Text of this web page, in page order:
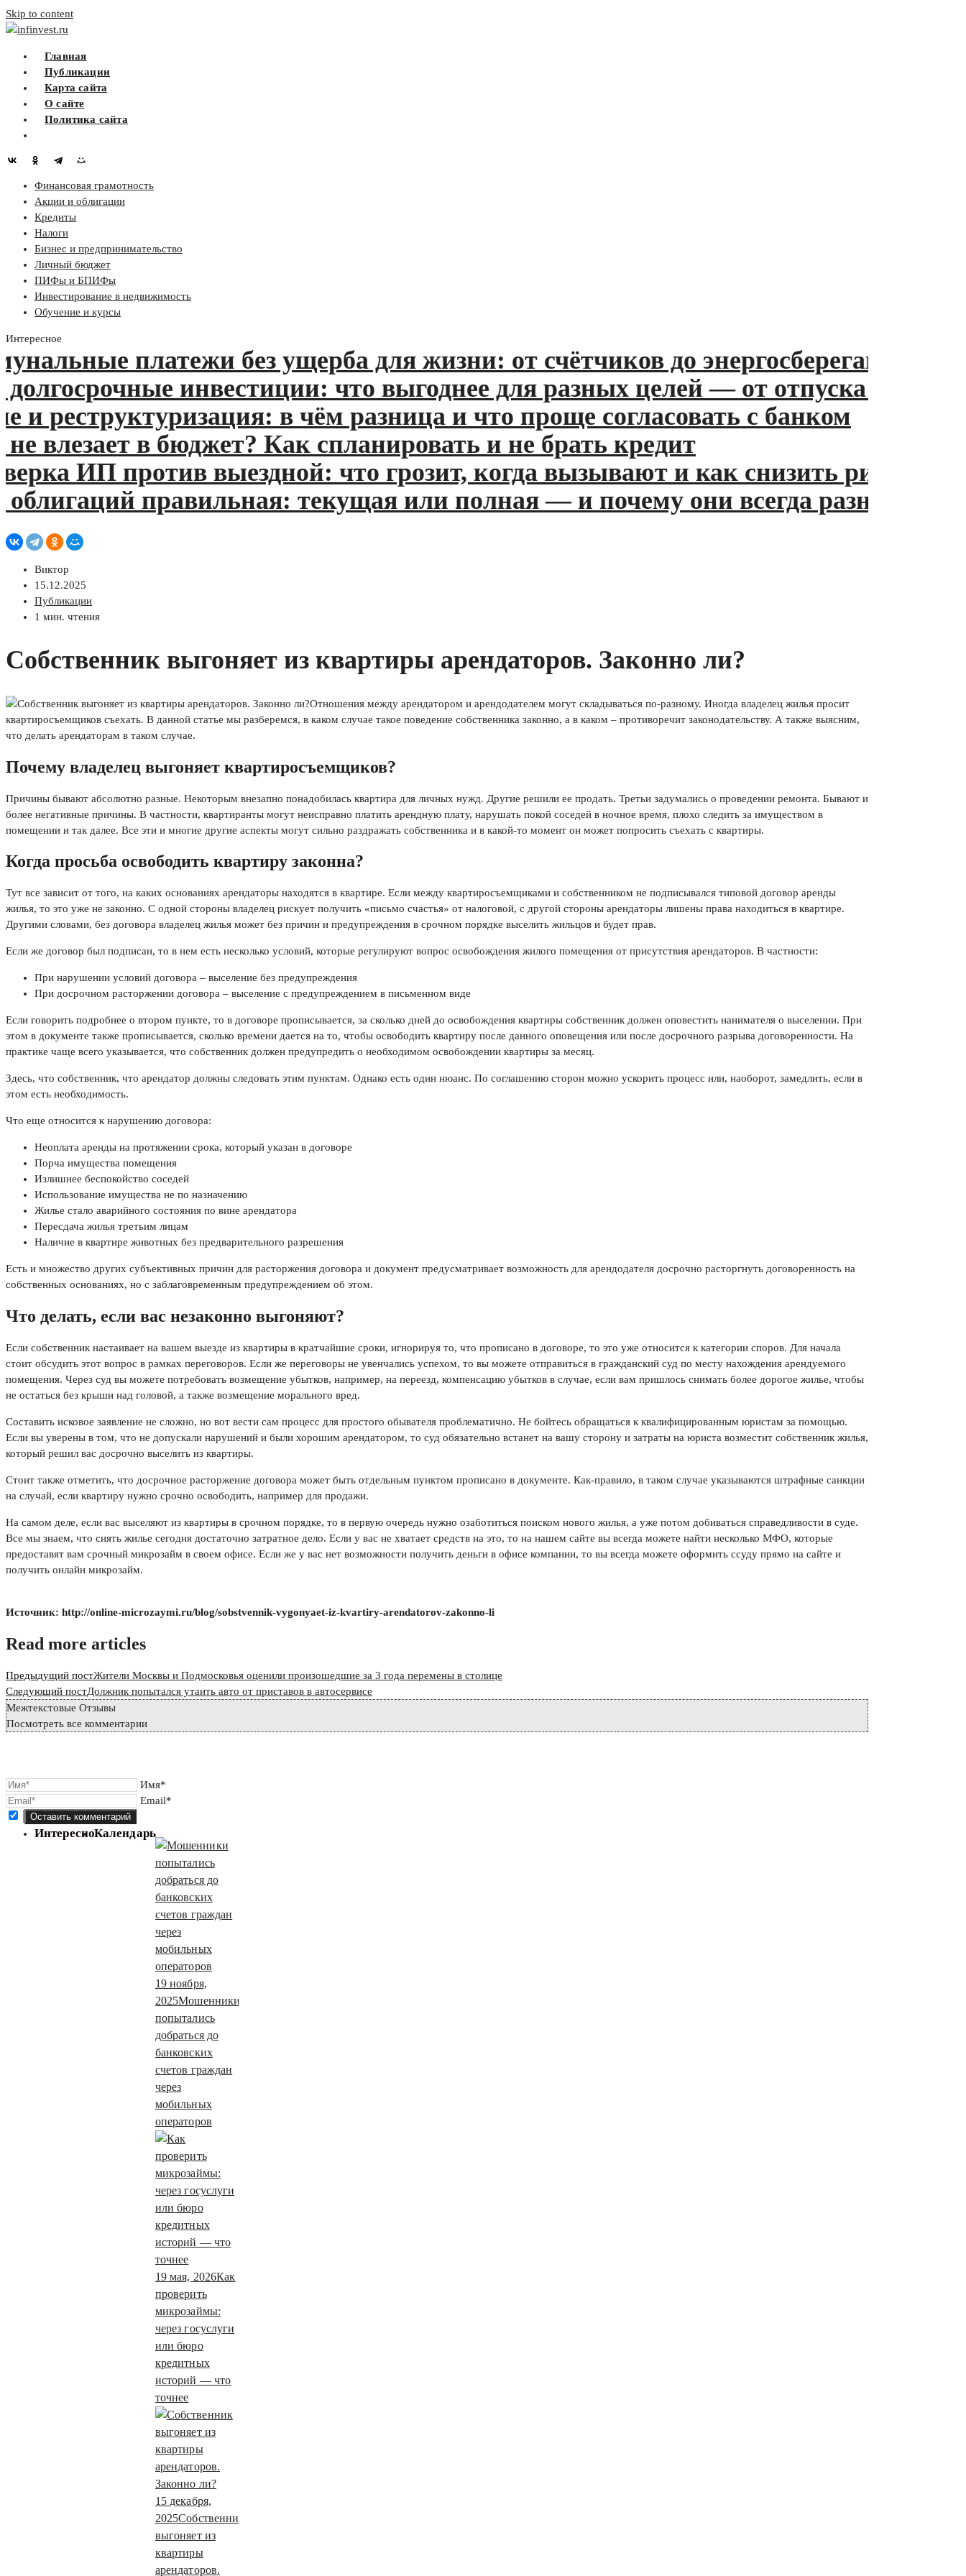
Skip to content
infinvest.ru
Главная
Публикации
Карта сайта
О сайте
Политика сайта
Финансовая грамотность
Акции и облигации
Кредиты
Налоги
Бизнес и предпринимательство
Личный бюджет
ПИФы и БПИФы
Инвестирование в недвижимость
Обучение и курсы
Интересное
платежи без ущерба для жизни: от счётчиков до энергосберегающих
инвестиции: что выгоднее для разных целей — от отпуска до пенсии
реструктуризация: в чём разница и что проще согласовать с банком
в бюджет? Как спланировать и не брать кредит
ИП против выездной: что грозит, когда вызывают и как снизить риски
правильная: текущая или полная — и почему они всегда разные
Виктор
15.12.2025
Публикации
1 мин. чтения
Собственник выгоняет из квартиры арендаторов. Законно ли?
Отношения между арендатором и арендодателем могут складываться по-разному. Иногда владелец жилья просит
квартиросъемщиков съехать. В данной статье мы разберемся, в каком случае такое поведение собственника законно, а в каком – противоречит законодательству. А также выясним,
что делать арендаторам в таком случае.
Почему владелец выгоняет квартиросъемщиков?
Причины бывают абсолютно разные. Некоторым внезапно понадобилась квартира для личных нужд. Другие решили ее продать. Третьи задумались о проведении ремонта. Бывают и
более негативные причины. В частности, квартиранты могут неисправно платить арендную плату, нарушать покой соседей в ночное время, плохо следить за имуществом в
помещении и так далее. Все эти и многие другие аспекты могут сильно раздражать собственника и в какой-то момент он может попросить съехать с квартиры.
Когда просьба освободить квартиру законна?
Тут все зависит от того, на каких основаниях арендаторы находятся в квартире. Если между квартиросъемщиками и собственником не подписывался типовой договор аренды
жилья, то это уже не законно. С одной стороны владелец рискует получить «письмо счастья» от налоговой, с другой стороны арендаторы лишены права находиться в квартире.
Другими словами, без договора владелец жилья может без причин и предупреждения в срочном порядке выселить жильцов и будет прав.
Если же договор был подписан, то в нем есть несколько условий, которые регулируют вопрос освобождения жилого помещения от присутствия арендаторов. В частности:
При нарушении условий договора – выселение без предупреждения
При досрочном расторжении договора – выселение с предупреждением в письменном виде
Если говорить подробнее о втором пункте, то в договоре прописывается, за сколько дней до освобождения квартиры собственник должен оповестить нанимателя о выселении. При
этом в документе также прописывается, сколько времени дается на то, чтобы освободить квартиру после данного оповещения или после досрочного разрыва договоренности. На
практике чаще всего указывается, что собственник должен предупредить о необходимом освобождении квартиры за месяц.
Здесь, что собственник, что арендатор должны следовать этим пунктам. Однако есть один нюанс. По соглашению сторон можно ускорить процесс или, наоборот, замедлить, если в
этом есть необходимость.
Что еще относится к нарушению договора:
Неоплата аренды на протяжении срока, который указан в договоре
Порча имущества помещения
Излишнее беспокойство соседей
Использование имущества не по назначению
Жилье стало аварийного состояния по вине арендатора
Пересдача жилья третьим лицам
Наличие в квартире животных без предварительного разрешения
Есть и множество других субъективных причин для расторжения договора и документ предусматривает возможность для арендодателя досрочно расторгнуть договоренность на
собственных основаниях, но с заблаговременным предупреждением об этом.
Что делать, если вас незаконно выгоняют?
Если собственник настаивает на вашем выезде из квартиры в кратчайшие сроки, игнорируя то, что прописано в договоре, то это уже относится к категории споров. Для начала
стоит обсудить этот вопрос в рамках переговоров. Если же переговоры не увенчались успехом, то вы можете отправиться в гражданский суд по месту нахождения арендуемого
помещения. Через суд вы можете потребовать возмещение убытков, например, на переезд, компенсацию убытков в случае, если вам пришлось снимать более дорогое жилье, чтобы
не остаться без крыши над головой, а также возмещение морального вред.
Составить исковое заявление не сложно, но вот вести сам процесс для простого обывателя проблематично. Не бойтесь обращаться к квалифицированным юристам за помощью.
Если вы уверены в том, что не допускали нарушений и были хорошим арендатором, то суд обязательно встанет на вашу сторону и затраты на юриста возместит собственник жилья,
который решил вас досрочно выселить из квартиры.
Стоит также отметить, что досрочное расторжение договора может быть отдельным пунктом прописано в документе. Как-правило, в таком случае указываются штрафные санкции
на случай, если квартиру нужно срочно освободить, например для продажи.
На самом деле, если вас выселяют из квартиры в срочном порядке, то в первую очередь нужно озаботиться поиском нового жилья, а уже потом добиваться справедливости в суде.
Все мы знаем, что снять жилье сегодня достаточно затратное дело. Если у вас не хватает средств на это, то на нашем сайте вы всегда можете найти несколько МФО, которые
предоставят вам срочный микрозайм в своем офисе. Если же у вас нет возможности получить деньги в офисе компании, то вы всегда можете оформить ссуду прямо на сайте и
получить онлайн микрозайм.
Источник: http://online-microzaymi.ru/blog/sobstvennik-vygonyaet-iz-kvartiry-arendatorov-zakonno-li
Read more articles
Предыдущий постЖители Москвы и Подмосковья оценили произошедшие за 3 года перемены в столице
Следующий постДолжник попытался утаить авто от приставов в автосервисе
Межтекстовые Отзывы
Посмотреть все комментарии
Имя*
Email*
ИнтересноКалендарь
19 ноября,
2025Мошенники
попытались
добраться до
банковских
счетов граждан
через
мобильных
операторов
19 мая, 2026Как
проверить
микрозаймы:
через госуслуги
или бюро
кредитных
историй — что
точнее
15 декабря,
2025Собственник
выгоняет из
квартиры
арендаторов.